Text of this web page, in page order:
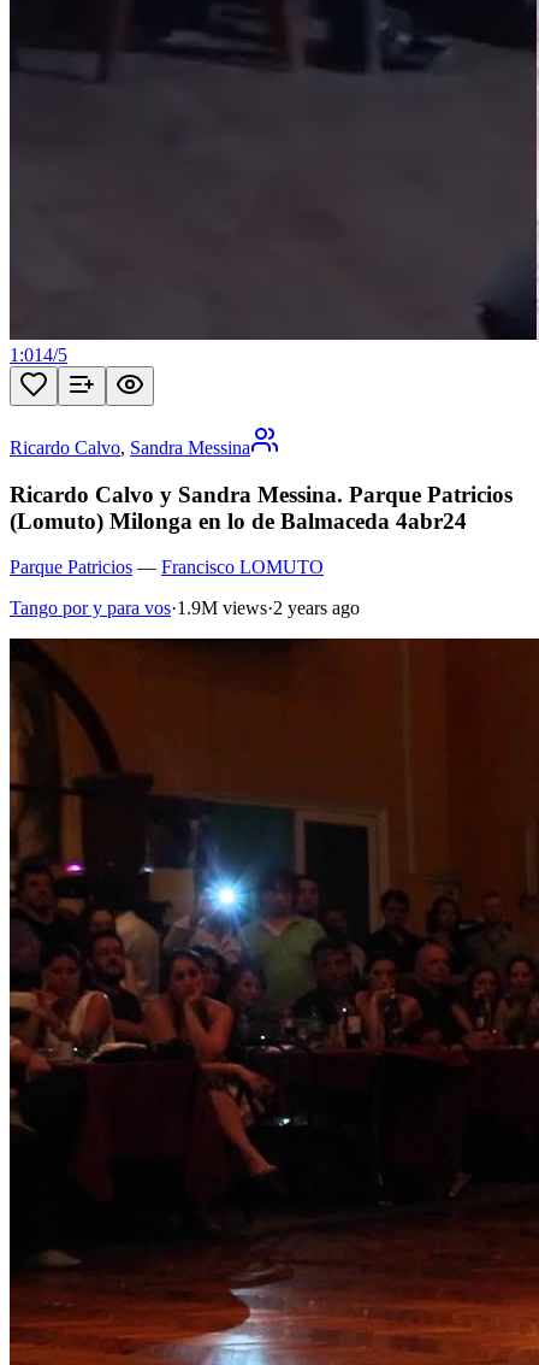
1:014/5
Ricardo Calvo, Sandra Messina
Ricardo Calvo y Sandra Messina. Parque Patricios
(Lomuto) Milonga en lo de Balmaceda 4abr24
Parque Patricios — Francisco LOMUTO
Tango por y para vos·1.9M views·2 years ago